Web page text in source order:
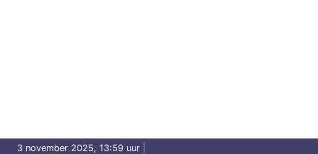
3 november 2025, 13:59 uur